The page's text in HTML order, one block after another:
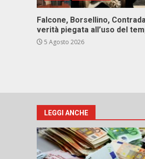
Falcone, Borsellino,
verità piegata all’uso del
5 Agosto 2026
LEGGI ANCHE